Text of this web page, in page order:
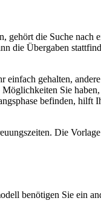
gehört die Suche
die Übergaben
gehalten,
Sie
befinden, hilft
Die
benötigen Sie ein